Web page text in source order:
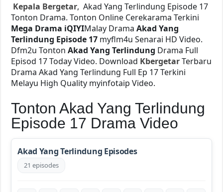
Kepala Bergetar, Akad Yang Terlindung Episode 17
Tonton Drama. Tonton Online Cerekarama Terkini
Mega Drama iQIYIMalay DramaAkad Yang
Terlindung Episode 17 myflm4u Senarai HD Video.
Dfm2u TontonAkad Yang Terlindung Drama Full
Episod 17 Today Video. Download KbergetarTerbaru
Drama Akad Yang Terlindung Full Ep 17 Terkini
Melayu High Quality myinfotaip Video.
Tonton Akad Yang Terlindung
Episode 17 Drama Video
Akad Yang Terlindung Episodes
21 episodes